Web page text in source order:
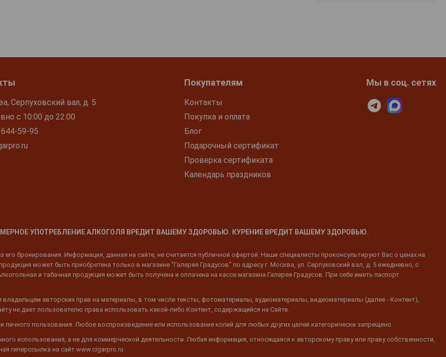
Серпуховский вал, д. 5
с 10:00 до 22:00
59-95
Покупателям
Контакты
Покупка и оплата
Блог
Подарочный сертификат
Проверка сертификата
Календарь праздников
Мы в соц. сетях
УПОТРЕБЛЕНИЕ АЛКОГОЛЯ ВРЕДИТ ВАШЕМУ ЗДОРОВЬЮ. КУРЕНИЕ ВРЕДИТ ВАШЕМУ ЗДОРОВЬЮ.
бронирования. Информация, данная на сайте, не считается публичной офертой. Наши специалисты проконсультируют Вас о ценах на
может быть приобретена только в магазине "Галерея Градусов" по адресу г. Москва, ул. Серпуховский вал, д. 5 ежедневно, с
и табачная продукция может быть получена и оплачена на кассе магазина Галерея Градусов. При себе иметь паспорт
авторских прав на материалы, в том числе тексты, фотоматериалы, аудиоматериалы, видеоматериалы (далее - Контент),
не дает пользователю права использовать какой-либо Контент, содержащийся на Сайте.
пользования. Любое воспроизведение или использование копий для любых других целей категорически запрещено.
использования, а не для коммерческой деятельности. Любая информация, относящаяся к авторскому праву или праву собственности,
гиперссылка на сайт www.cigarpro.ru